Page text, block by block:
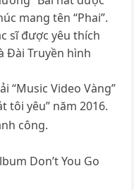
mang tên “Phai”.
sĩ được yêu thích
Đài Truyền hình
“Music Video Vàng”
tôi yêu” năm 2016.
công.
Don’t You Go